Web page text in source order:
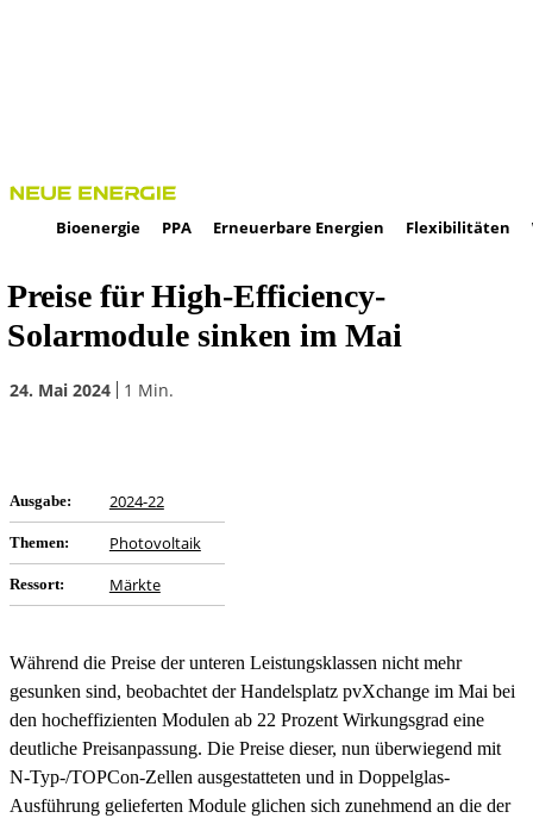
Bioenergie PPA Erneuerbare Energien Flexibilitäten
Preise für High-Efficiency-
Solarmodule sinken im Mai
24. Mai 2024 1 Min.
Ausgabe: 2024-22
Themen: Photovoltaik
Ressort: Märkte
Während die Preise der unteren Leistungsklassen nicht mehr
gesunken sind, beobachtet der Handelsplatz pvXchange im Mai bei
den hocheffizienten Modulen ab 22 Prozent Wirkungsgrad eine
deutliche Preisanpassung. Die Preise dieser, nun überwiegend mit
N-Typ-/TOPCon-Zellen ausgestatteten und in Doppelglas-
Ausführung gelieferten Module glichen sich zunehmend an die der